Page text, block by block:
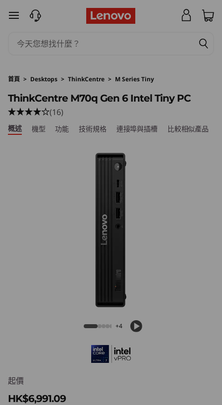
跳至主要內容
首頁 > Desktops > ThinkCentre > M Series Tiny
ThinkCentre M70q Gen 6 Intel Tiny PC
ThinkCentre M70q Gen 6 Intel Tiny PC
(16)
概述 機型 功能 技術規格 連接埠與插槽 比較相似產品
+4
起價
HK$6,991.09